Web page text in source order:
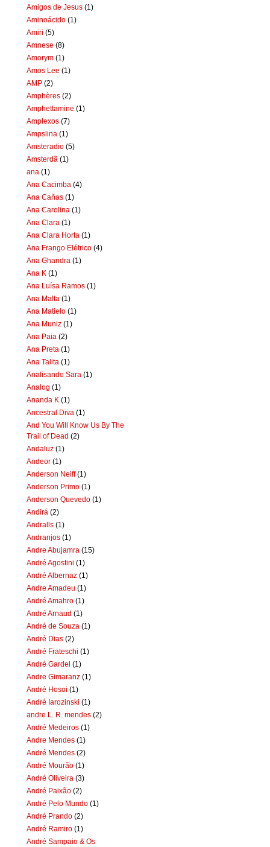
Amigos de Jesus (1)
Aminoácido (1)
Amiri (5)
Amnese (8)
Amorym (1)
Amos Lee (1)
AMP (2)
Amphères (2)
Amphettamine (1)
Amplexos (7)
Ampslina (1)
Amsteradio (5)
Amsterdã (1)
ana (1)
Ana Cacimba (4)
Ana Cañas (1)
Ana Carolina (1)
Ana Clara (1)
Ana Clara Horta (1)
Ana Frango Elétrico (4)
Ana Ghandra (1)
Ana K (1)
Ana Luísa Ramos (1)
Ana Malta (1)
Ana Matielo (1)
Ana Muniz (1)
Ana Paia (2)
Ana Preta (1)
Ana Talita (1)
Analisando Sara (1)
Analog (1)
Ananda K (1)
Ancestral Diva (1)
And You Will Know Us By The
Trail of Dead (2)
Andaluz (1)
Andeor (1)
Anderson Neiff (1)
Anderson Primo (1)
Anderson Quevedo (1)
Andirá (2)
Andralls (1)
Andranjos (1)
Andre Abujamra (15)
André Agostini (1)
André Albernaz (1)
Andre Amadeu (1)
André Amahro (1)
André Arnaud (1)
André de Souza (1)
André Dias (2)
André Frateschi (1)
André Gardel (1)
Andre Gimaranz (1)
André Hosoi (1)
André Iarozinski (1)
andre L. R. mendes (2)
André Medeiros (1)
Andre Mendes (1)
André Mendes (2)
André Mourão (1)
André Oliveira (3)
André Paixão (2)
André Pelo Mundo (1)
André Prando (2)
André Ramiro (1)
André Sampaio & Os